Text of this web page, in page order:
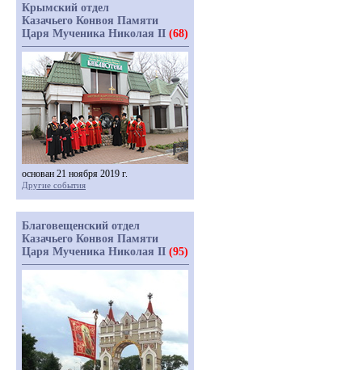
Крымский отдел
Казачьего Конвоя Памяти
Царя Мученика Николая II (68)
основан 21 ноября 2019 г.
Другие события
Благовещенский отдел
Казачьего Конвоя Памяти
Царя Мученика Николая II (95)